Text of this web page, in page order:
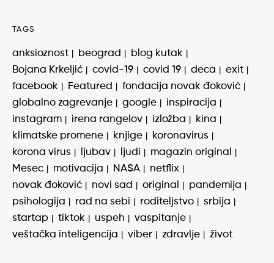
TAGS
anksioznost beograd
blog kutak
Bojana Krkeljić
covid-19 covid 19 deca
exit
facebook
Featured
fondacija novak đoković
globalno zagrevanje
google
inspiracija
instagram
irena rangelov izložba
kina
klimatske promene
knjige
koronavirus
korona virus
ljubav ljudi
magazin original
Mesec
motivacija NASA
netflix
novak đoković
novi sad original
pandemija
psihologija
rad na sebi roditeljstvo
srbija
startap
tiktok uspeh
vaspitanje
veštačka inteligencija
viber zdravlje život